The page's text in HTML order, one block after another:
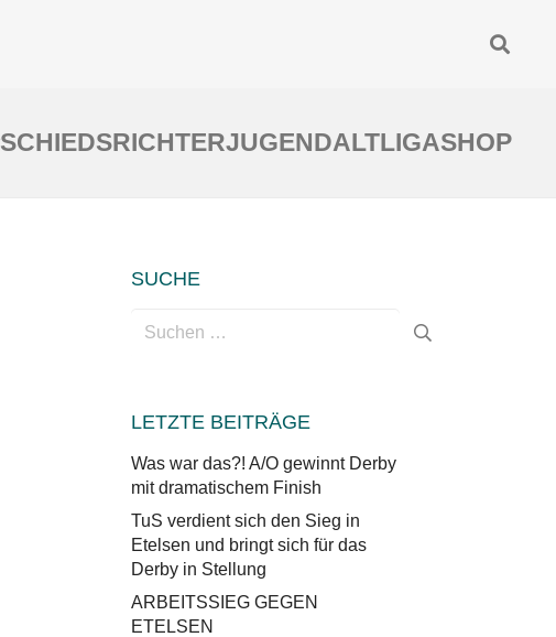
SCHIEDSRICHTERJUGENDALTLIGASHOP
SUCHE
Suchen
LETZTE BEITRÄGE
Was war das?! A/O gewinnt Derby
mit dramatischem Finish
TuS verdient sich den Sieg in
Etelsen und bringt sich für das
Derby in Stellung
ARBEITSSIEG GEGEN
ETELSEN